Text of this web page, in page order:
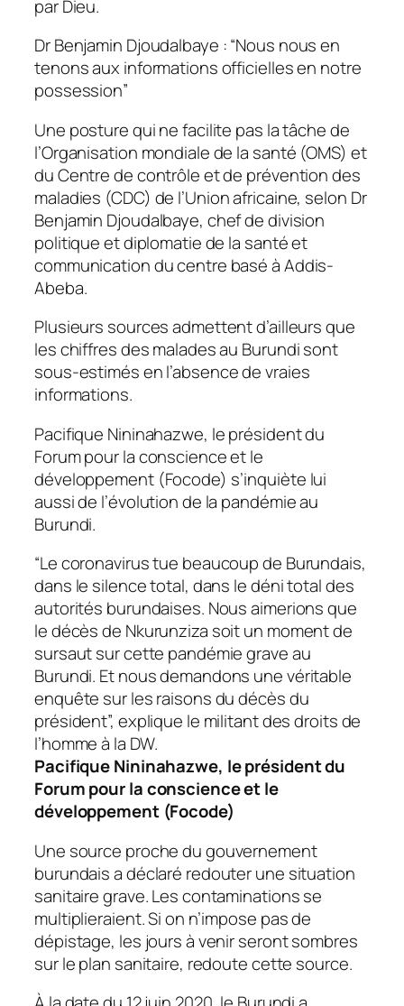
par Dieu.
Dr Benjamin Djoudalbaye : “Nous nous en
tenons aux informations officielles en notre
possession”
Une posture qui ne facilite pas la tâche de
l’Organisation mondiale de la santé (OMS) et
du Centre de contrôle et de prévention des
maladies (CDC) de l’Union africaine, selon Dr
Benjamin Djoudalbaye, chef de division
politique et diplomatie de la santé et
communication du centre basé à Addis-
Abeba.
Plusieurs sources admettent d’ailleurs que
les chiffres des malades au Burundi sont
sous-estimés en l’absence de vraies
informations.
Pacifique Nininahazwe, le président du
Forum pour la conscience et le
développement (Focode) s’inquiète lui
aussi de l’évolution de la pandémie au
Burundi.
“Le coronavirus tue beaucoup de Burundais,
dans le silence total, dans le déni total des
autorités burundaises. Nous aimerions que
le décès de Nkurunziza soit un moment de
sursaut sur cette pandémie grave au
Burundi. Et nous demandons une véritable
enquête sur les raisons du décès du
président”, explique le militant des droits de
l’homme à la DW.
Pacifique Nininahazwe, le président du
Forum pour la conscience et le
développement (Focode)
Une source proche du gouvernement
burundais a déclaré redouter une situation
sanitaire grave. Les contaminations se
multiplieraient. Si on n’impose pas de
dépistage, les jours à venir seront sombres
sur le plan sanitaire, redoute cette source.